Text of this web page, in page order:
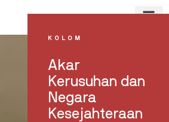
KOLOM
Akar
Kerusuhan dan
Negara
Kesejahteraan